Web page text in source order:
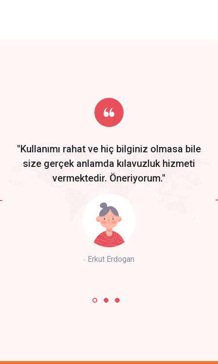
Start by trying our service for 30 days free trial no credit card
required.
"Kullanımı rahat ve hiç bilginiz olmasa bile
size gerçek anlamda kılavuzluk hizmeti
vermektedir. Öneriyorum."
Erkut Erdogan